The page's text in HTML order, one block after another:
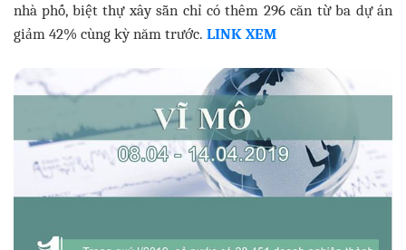
nhà phố, biệt thự xây sẵn chỉ có thêm 296 căn từ ba dự án
giảm 42% cùng kỳ năm trước. LINK XEM